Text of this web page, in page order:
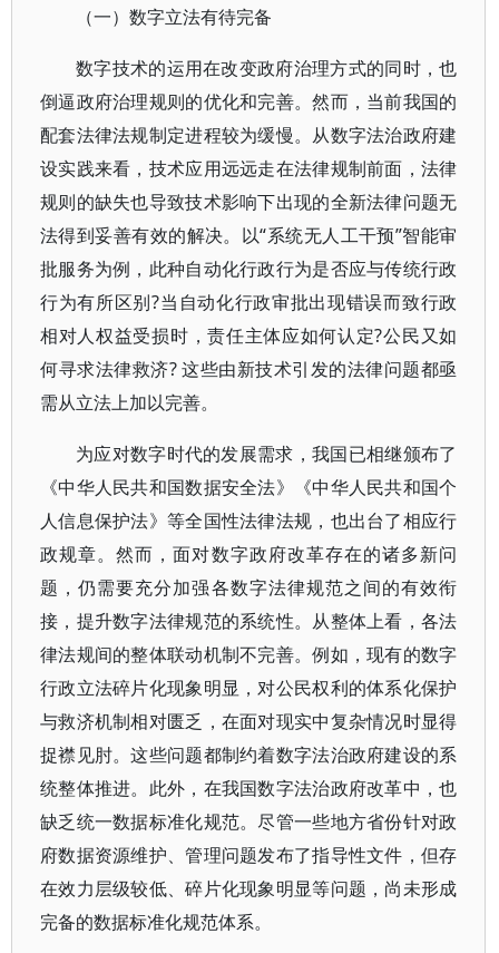
（一）数字立法有待完备
数字技术的运用在改变政府治理方式的同时，也
倒逼政府治理规则的优化和完善。然而，当前我国的
配套法律法规制定进程较为缓慢。从数字法治政府建
设实践来看，技术应用远远走在法律规制前面，法律
规则的缺失也导致技术影响下出现的全新法律问题无
法得到妥善有效的解决。以“系统无人工干预”智能审
批服务为例，此种自动化行政行为是否应与传统行政
行为有所区别?当自动化行政审批出现错误而致行政
相对人权益受损时，责任主体应如何认定?公民又如
何寻求法律救济? 这些由新技术引发的法律问题都亟
需从立法上加以完善。
为应对数字时代的发展需求，我国已相继颁布了
《中华人民共和国数据安全法》《中华人民共和国个
人信息保护法》等全国性法律法规，也出台了相应行
政规章。然而，面对数字政府改革存在的诸多新问
题，仍需要充分加强各数字法律规范之间的有效衔
接，提升数字法律规范的系统性。从整体上看，各法
律法规间的整体联动机制不完善。例如，现有的数字
行政立法碎片化现象明显，对公民权利的体系化保护
与救济机制相对匮乏，在面对现实中复杂情况时显得
捉襟见肘。这些问题都制约着数字法治政府建设的系
统整体推进。此外，在我国数字法治政府改革中，也
缺乏统一数据标准化规范。尽管一些地方省份针对政
府数据资源维护、管理问题发布了指导性文件，但存
在效力层级较低、碎片化现象明显等问题，尚未形成
完备的数据标准化规范体系。